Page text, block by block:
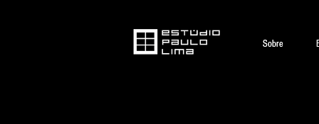
Sobre
Sobre